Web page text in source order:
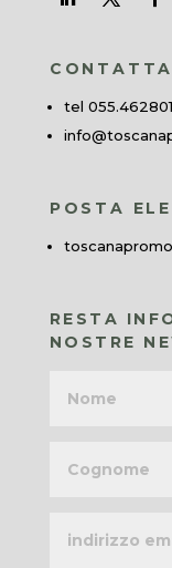
tel 055.462801
POSTA
RESTA
NOSTRE
email